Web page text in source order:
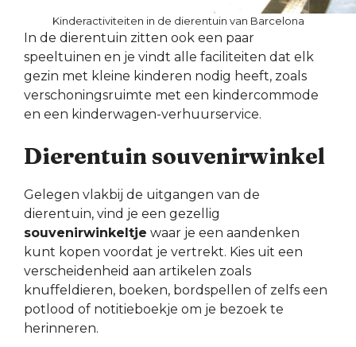
Kinderactiviteiten in de dierentuin van Barcelona
In de dierentuin zitten ook een paar
speeltuinen en je vindt alle faciliteiten dat elk
gezin met kleine kinderen nodig heeft, zoals
verschoningsruimte met een kindercommode
en een kinderwagen-verhuurservice.
Dierentuin souvenirwinkel
Gelegen vlakbij de uitgangen van de
dierentuin, vind je een gezellig
souvenirwinkeltje waar je een aandenken
kunt kopen voordat je vertrekt. Kies uit een
verscheidenheid aan artikelen zoals
knuffeldieren, boeken, bordspellen of zelfs een
potlood of notitieboekje om je bezoek te
herinneren.